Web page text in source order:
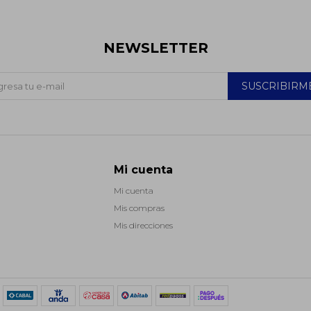
Mi cuenta
Mi cuenta
Mis compras
Mis direcciones
NEWSLETTER